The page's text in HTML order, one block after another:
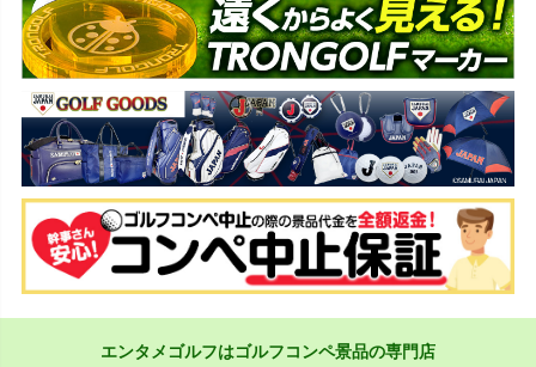
エンタメゴルフはゴルフコンペ景品の専門店